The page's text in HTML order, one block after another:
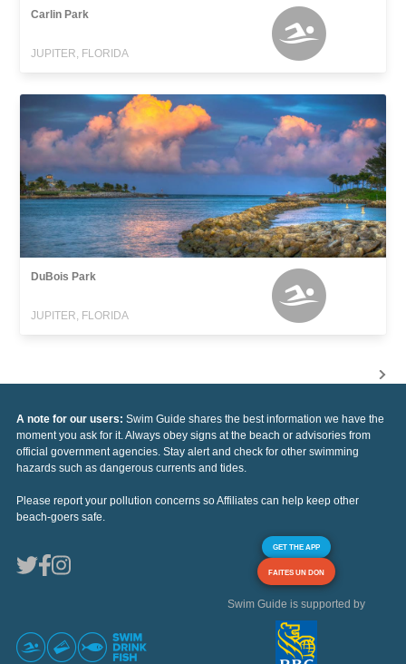
Carlin Park
JUPITER, FLORIDA
DuBois Park
JUPITER, FLORIDA
A note for our users: Swim Guide shares the best information we have the
moment you ask for it. Always obey signs at the beach or advisories from
official government agencies. Stay alert and check for other swimming
hazards such as dangerous currents and tides.
Please report your pollution concerns so Affiliates can help keep other
beach-goers safe.
GET THE APP
FAITES UN DON
Swim Guide is supported by